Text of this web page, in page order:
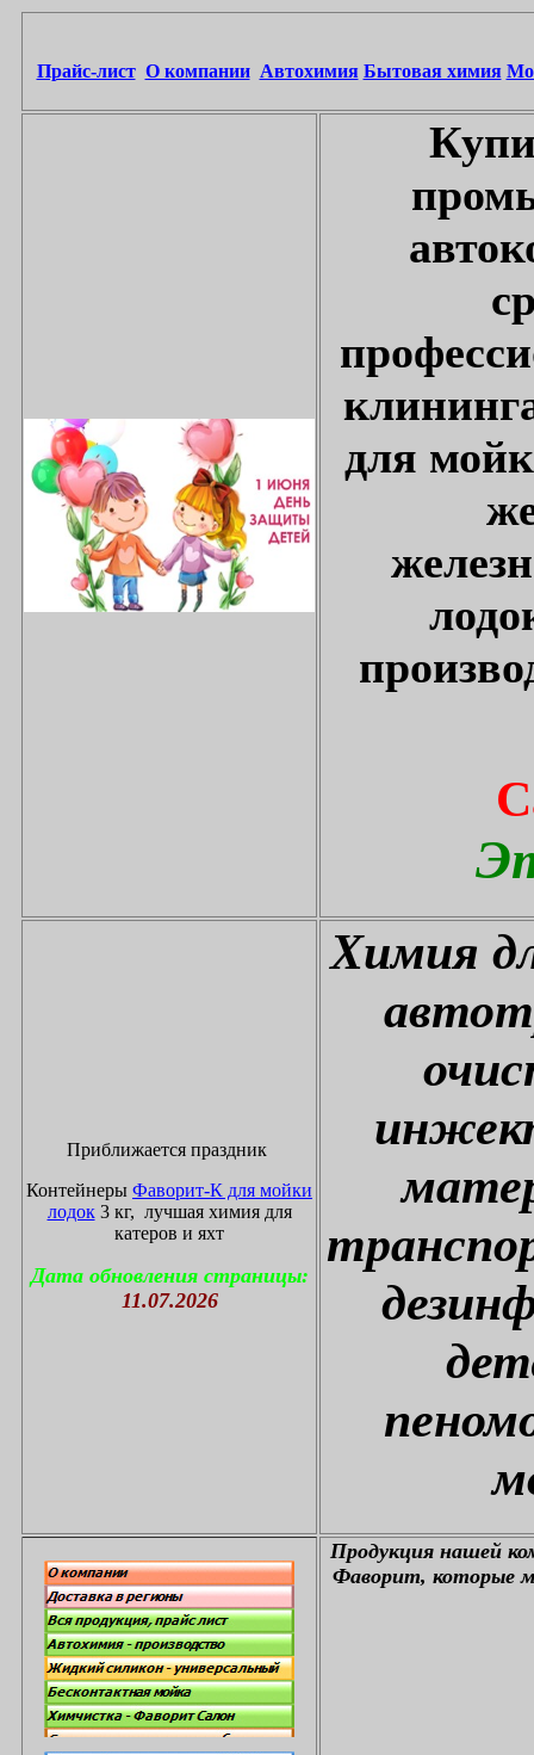
Прайс-лист О компании Автохимия Бытовая химия
для
Приближается праздник
Контейнеры Фаворит-К для мойки
лодок3 кг, лучшая химия для
катеров и яхт
Дата обновления страницы:
11.07.2026
Химия
Продукция нашей
Фаворит, которые